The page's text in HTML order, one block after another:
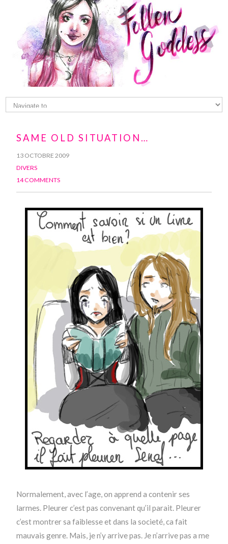
SAME OLD SITUATION…
13 OCTOBRE 2009
DIVERS
14 COMMENTS
Normalement, avec l’age, on apprend a contenir ses
larmes. Pleurer c’est pas convenant qu’il parait. Pleurer
c’est montrer sa faiblesse et dans la societé, ca fait
mauvais genre. Mais, je n’y arrive pas. Je n’arrive pas a me